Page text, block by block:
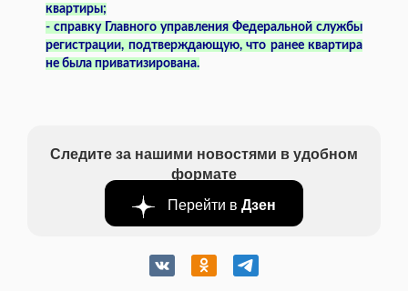
квартиры;
- справку Главного управления Федеральной службы
регистрации, подтверждающую, что ранее квартира
не была приватизирована.
Следите за нашими новостями в удобном
формате
Перейти в Дзен